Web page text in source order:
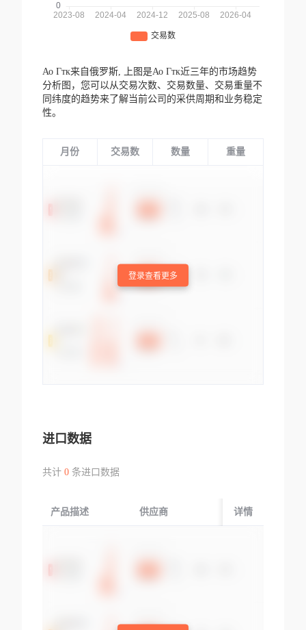
Ао Гтк来自俄罗斯,
上图是Ао Гтк近三年的市场趋势
分析图，您可以从交易次数、交易数量、交易重量不
同纬度的趋势来了解当前公司的采供周期和业务稳定
性。
月份 交易数 数量 重量
登录查看更多
进口数据
共计 0条进口数据
产品描述 供应商 起运国/地区
详情